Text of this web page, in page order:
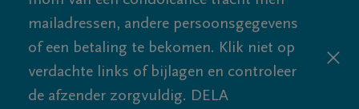
mailadressen, andere persoonsgegevens
of een betaling te bekomen. Klik niet op
verdachte links of bijlagen en controleer
de afzender zorgvuldig. DELA